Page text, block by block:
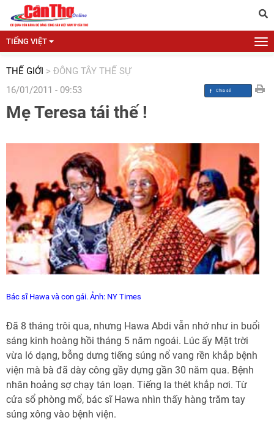
TIẾNG VIỆT
THẾ GIỚI > ĐÔNG TÂY THẾ SỰ
16/01/2011 - 09:53
Mẹ Teresa tái thế !
Bác sĩ Hawa và con gái. Ảnh: NY Times
Đã 8 tháng trôi qua, nhưng Hawa Abdi vẫn nhớ như in buổi
sáng kinh hoàng hồi tháng 5 năm ngoái. Lúc ấy Mặt trời
vừa ló dạng, bỗng dưng tiếng súng nổ vang rền khắp bệnh
viện mà bà đã dày công gầy dựng gần 30 năm qua. Bệnh
nhân hoảng sợ chạy tán loạn. Tiếng la thét khắp nơi. Từ
cửa sổ phòng mổ, bác sĩ Hawa nhìn thấy hàng trăm tay
súng xông vào bệnh viện.